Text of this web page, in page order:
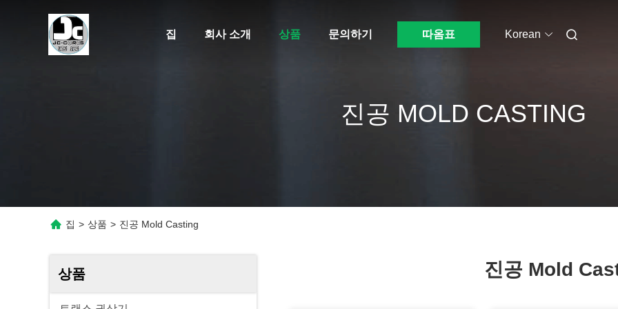
집 회사 소개 상품 문의하기 따옴표 Korean
진공 MOLD CASTING
집 > 상품 > 진공 Mold Casting
상품 진공 Mold